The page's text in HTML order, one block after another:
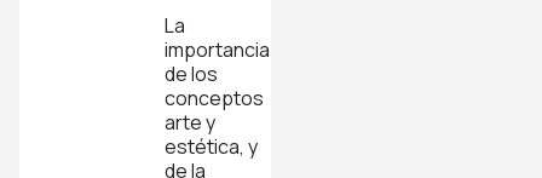
La
importancia
de los
conceptos
arte y
estética, y
de la